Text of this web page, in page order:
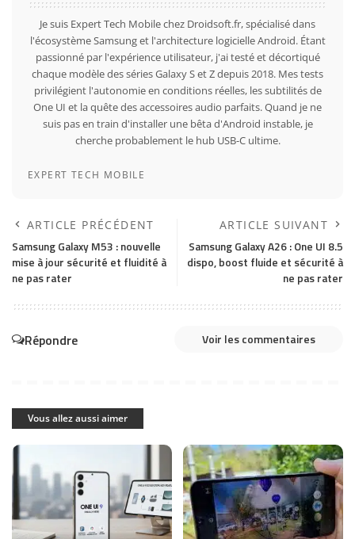
Je suis Expert Tech Mobile chez Droidsoft.fr, spécialisé dans
l'écosystème Samsung et l'architecture logicielle Android. Étant
passionné par l'expérience utilisateur, j'ai testé et décortiqué
chaque modèle des séries Galaxy S et Z depuis 2018. Mes tests
privilégient l'autonomie en conditions réelles, les subtilités de
One UI et la quête des accessoires audio parfaits. Quand je ne
suis pas en train d'installer une bêta d'Android instable, je
cherche probablement le hub USB-C ultime.
EXPERT TECH MOBILE
ARTICLE PRÉCÉDENT
Samsung Galaxy M53 : nouvelle
mise à jour sécurité et fluidité à
ne pas rater
ARTICLE SUIVANT
Samsung Galaxy A26 : One UI 8.5
dispo, boost fluide et sécurité à
ne pas rater
Répondre Voir les commentaires
Vous allez aussi aimer